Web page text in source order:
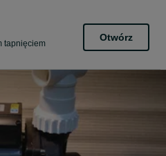
tapnięciem
Otwórz